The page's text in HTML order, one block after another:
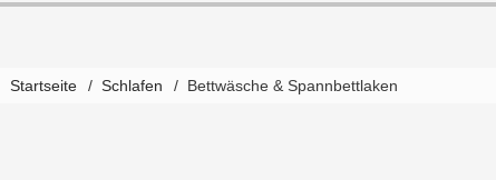
Startseite / Schlafen / Bettwäsche & Spannbettlaken